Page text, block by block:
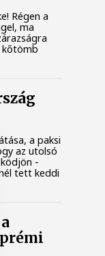
Régen a
ma
kőtömb
a paksi
az utolsó
-
tett keddi